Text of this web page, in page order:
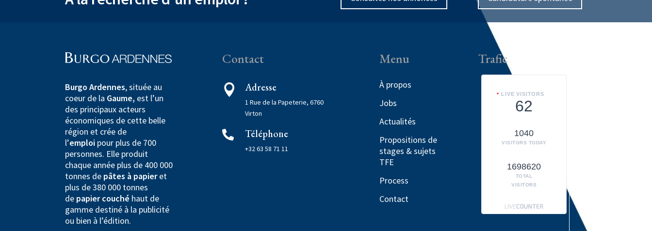
Burgo Ardennes, située au
coeur de la Gaume, est l’un
des principaux acteurs
économiques de cette belle
région et crée de
l’emploi pour plus de 700
personnes. Elle produit
chaque année plus de 400 000
tonnes de pâtes à papieret
plus de 380 000 tonnes
de papier couché haut de
gamme destiné à la publicité
ou bien à l’édition.
Contact
 Adresse
1 Rue de la Papeterie, 6760
Virton
 Téléphone
+32 63 58 71 11
Menu
À propos
Jobs
Actualités
Propositions de
stages & sujets
TFE
Process
Contact
Trafic
LIVE VISITORS
62
1040
VISITORS TODAY
1698620
TOTAL
VISITORS